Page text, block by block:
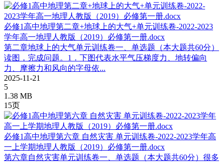
必修1高中地理第二章+地球上的大气+单元训练卷-2022-2023
学年高一地理人教版（2019）必修第一册.docx
第二章地球上的大气单元训练卷一、单选题（本大题共60分）
读图，完成问题。1．下图代表水平气压梯度力、地转偏向
力、摩擦力和风向的字母依...
2025-11-21
5
1.38 MB
15页
必修1高中地理第六章 自然灾害 单元训练卷-2022-2023学年高
一上学期地理人教版（2019）必修第一册.docx
第六章自然灾害单元训练卷一、单选题（本大题共60分）很多